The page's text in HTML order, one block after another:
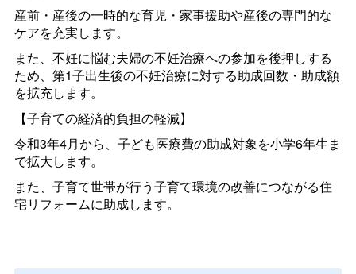
産前・産後の一時的な育児・家事援助や産後の専門的な
ケアを充実します。
また、不妊に悩む夫婦の不妊治療への参加を後押しする
ため、第1子出生後の不妊治療に対する助成回数・助成額
を拡充します。
【子育ての経済的負担の軽減】
令和3年4月から、子ども医療費の助成対象を小学6年生ま
で拡大します。
また、子育て世帯が行う子育て環境の改善につながる住
宅リフォームに助成します。